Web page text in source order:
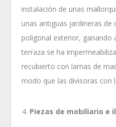
instalación de unas
unas antiguas jardineras de
poligonal exterior, ganando
terraza se ha
recubierto con lamas de
modo que las divisoras con
Piezas de mobiliario e